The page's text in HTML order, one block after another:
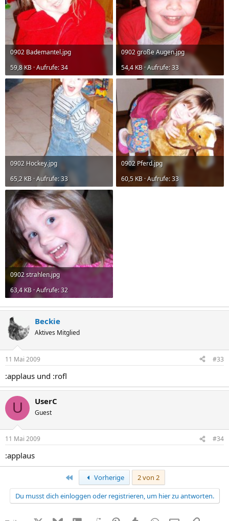
0902 Bademantel.jpg
59,8 KB · Aufrufe: 34
0902 große Augen.jpg
54,4 KB · Aufrufe: 33
0902 Hockey.jpg
65,2 KB · Aufrufe: 33
0902 Pferd.jpg
60,5 KB · Aufrufe: 33
0902 strahlen.jpg
63,4 KB · Aufrufe: 32
Beckie
Aktives Mitglied
11 Mai 2009 #33
:applaus und :rofl
U UserC
Guest
11 Mai 2009 #34
:applaus
Erste Vorherige
2 von 2
Du musst dich einloggen oder registrieren, um hier zu antworten.